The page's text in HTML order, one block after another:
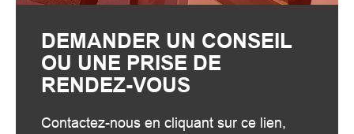
DEMANDER UN CONSEIL
OU UNE PRISE DE
RENDEZ-VOUS
Contactez-nous en cliquant sur ce lien,